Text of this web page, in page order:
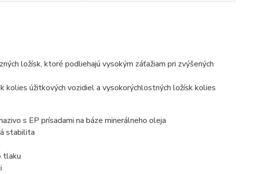
ložísk, ktoré podliehajú vysokým záťažiam pri zvýšených
kolies úžitkových vozidiel a vysokorýchlostných ložísk kolies
s EP prísadami na báze minerálneho oleja
stabilita
tlaku